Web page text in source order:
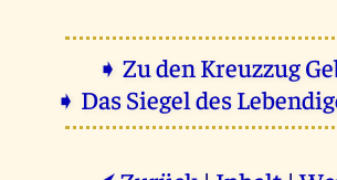
➧ Zu den Kreuzzug
➧ Das Siegel des